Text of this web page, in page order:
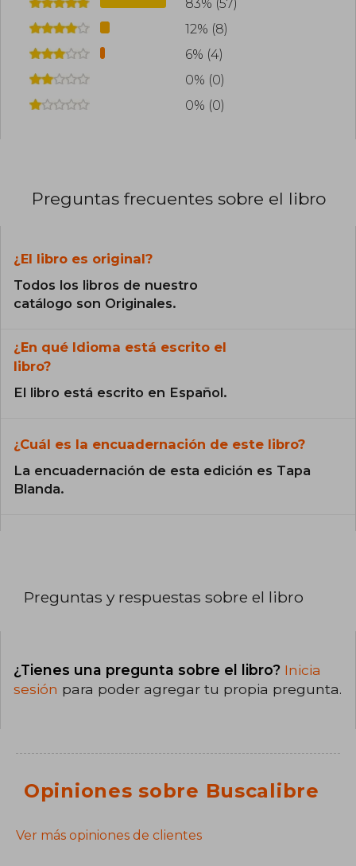
83% (57)
12% (8)
6% (4)
0% (0)
0% (0)
Preguntas frecuentes sobre el libro
¿El libro es original?
Todos los libros de nuestro
catálogo son Originales.
¿En qué Idioma está escrito el
libro?
El libro está escrito en Español.
¿Cuál es la encuadernación de este libro?
La encuadernación de esta edición es Tapa
Blanda.
Preguntas y respuestas sobre el libro
¿Tienes una pregunta sobre el libro? Inicia
sesión para poder agregar tu propia pregunta.
Opiniones sobre Buscalibre
Ver más opiniones de clientes